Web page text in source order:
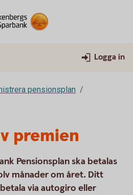
Logga in
pensionsplan
premien
Pensionsplan ska betalas
månader om året. Ditt
via autogiro eller